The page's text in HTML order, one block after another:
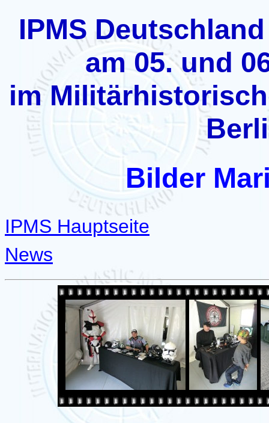
IPMS
am 05. und
im
Bilder
IPMS Hauptseite
News